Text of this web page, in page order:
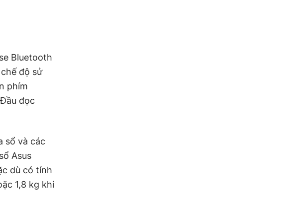
Bluetooth
độ sử
phím
đọc
sổ và các
Asus
dù có tính
1,8 kg khi